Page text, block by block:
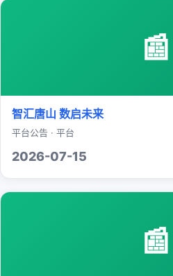
📰
智汇唐山 数启未来
平台公告 · 平台
2026-07-15
📰